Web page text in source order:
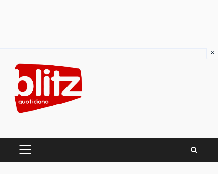
content
PRIMARY
×